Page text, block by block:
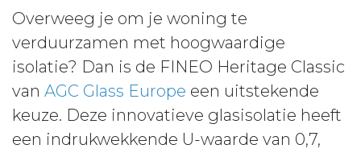
Overweeg je om je woning te
verduurzamen met hoogwaardige
isolatie? Dan is de FINEO Heritage Classic
van AGC Glass Europe een uitstekende
keuze. Deze innovatieve glasisolatie heeft
een indrukwekkende U-waarde van 0,7,